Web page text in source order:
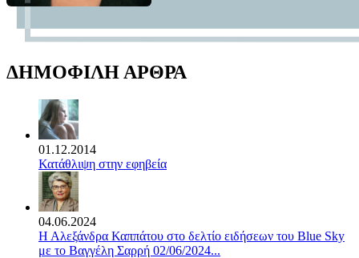
ΔΗΜΟΦΙΛΗ ΑΡΘΡΑ
01.12.2014
Κατάθλιψη στην εφηβεία
04.06.2024
Η Αλεξάνδρα Καππάτου στο δελτίο ειδήσεων του Blue Sky
με το Βαγγέλη Σαρρή 02/06/2024...